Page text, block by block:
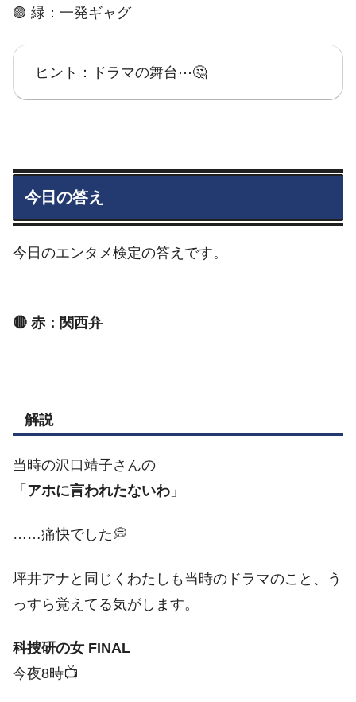
🟢 緑：一発ギャグ
ヒント：ドラマの舞台⋯🤔
今日の答え
今日のエンタメ検定の答えです。
🔴 赤：関西弁
解説
当時の沢口靖子さんの
「 アホに言われたないわ 」
……痛快でした💭
坪井アナと同じくわたしも当時のドラマのこと、う
っすら覚えてる気がします。
科捜研の女 FINAL
今夜8時📺